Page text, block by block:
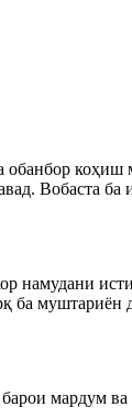
коҳиш
Вобаста ба
намудани
ба
мардум